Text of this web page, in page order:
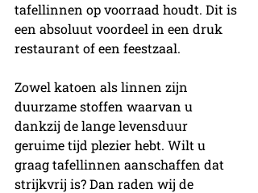
tafellinnen op voorraad houdt. Dit is
een absoluut voordeel in een druk
restaurant of een feestzaal.
Zowel katoen als linnen zijn
duurzame stoffen waarvan u
dankzij de lange levensduur
geruime tijd plezier hebt. Wilt u
graag tafellinnen aanschaffen dat
strijkvrij is? Dan raden wij de